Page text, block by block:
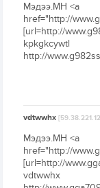
Мэдээ.МН <a
href="http://
[url=http://
kpkgkcywtl
http://
vdtwwhx
Мэдээ.МН <a
href="http://
[url=http://
vdtwwhx